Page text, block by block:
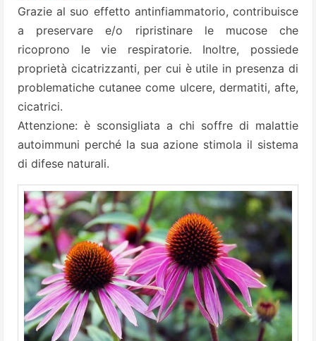
Grazie al suo effetto antinfiammatorio, contribuisce
a preservare e/o ripristinare le mucose che
ricoprono le vie respiratorie. Inoltre, possiede
proprietà cicatrizzanti, per cui è utile in presenza di
problematiche cutanee come ulcere, dermatiti, afte,
cicatrici.
Attenzione: è sconsigliata a chi soffre di malattie
autoimmuni perché la sua azione stimola il sistema
di difese naturali.